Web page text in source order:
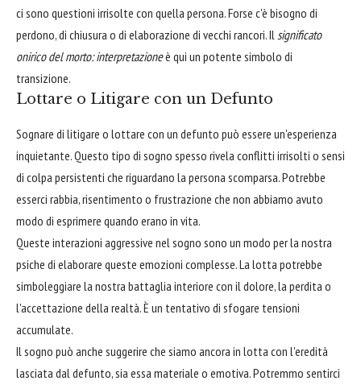
ci sono questioni irrisolte con quella persona. Forse c'è bisogno di
perdono, di chiusura o di elaborazione di vecchi rancori. Il significato
onirico del morto: interpretazioneè qui un potente simbolo di
transizione.
Lottare o Litigare con un Defunto
Sognare di litigare o lottare con un defunto può essere un'esperienza
inquietante. Questo tipo di sogno spesso rivela conflitti irrisolti o sensi
di colpa persistenti che riguardano la persona scomparsa. Potrebbe
esserci rabbia, risentimento o frustrazione che non abbiamo avuto
modo di esprimere quando erano in vita.
Queste interazioni aggressive nel sogno sono un modo per la nostra
psiche di elaborare queste emozioni complesse. La lotta potrebbe
simboleggiare la nostra battaglia interiore con il dolore, la perdita o
l'accettazione della realtà. È un tentativo di sfogare tensioni
accumulate.
Il sogno può anche suggerire che siamo ancora in lotta con l'eredità
lasciata dal defunto, sia essa materiale o emotiva. Potremmo sentirci